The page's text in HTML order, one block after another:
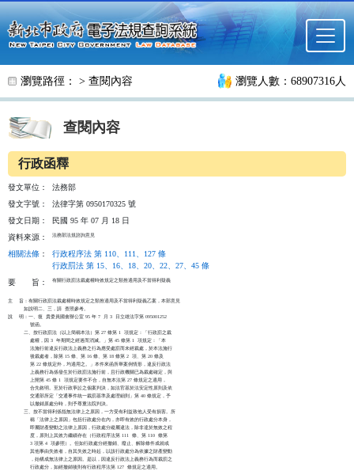
跳至主要內容
瀏覽路徑： > 查閱內容 瀏覽人數：68907316人
查閱內容
行政函釋
發文單位：
法務部
發文字號：
法律字第 0950170325 號
發文日期：
民國 95 年 07 月 18 日
資料來源：
法務部法規諮詢意見
相關法條 ：
行政程序法 第 110、111、127 條
行政罰法 第 15、16、18、20、22、27、45 條
要
旨： 有關行政罰法裁處權時效規定之類推適用及不當得利疑義
主    旨：有關行政罰法裁處權時效規定之類推適用及不當得利疑義乙案，本部意見
          如說明二、三，請  查照參考。
說    明：一、復  貴委員國會辦公室 95 年 7  月 3  日立雄法字第 095001252
              號函。
          二、按行政罰法（以上簡稱本法）第 27 條第 1  項規定：「行政罰之裁
              處權，因 3  年期間之經過而消滅。」第 45 條第 1  項規定：「本
              法施行前違反行政法上義務之行為應受處罰而未經裁處，於本法施行
              後裁處者，除第 15 條、第 16 條、第 18 條第 2  項、第 20 條及
              第 22 條規定外，均適用之。」本件來函所舉案例情形，違反行政法
              上義務行為係發生於行政罰法施行前，且行政機關已為裁處確定，與
              上開第 45 條 1  項規定要件不合，自無本法第 27 條規定之適用，
              合先敘明。至於行政爭訟之個案判決，如法官基於法安定性原則及依
              交通部所定「交通事件統一裁罰基準及處理細則」第 40 條規定，予
              以撤銷原處分時，則予尊重法院判決。
          三、按不當得利係指無法律上之原因，一方受有利益致他人受有損害。所
              稱「法律上之原因」包括行政處分在內，亦即有效的行政處分本身，
              即屬財產變動之法律上原因，行政處分縱屬違法，除非達於無效之程
              度，原則上其效力繼續存在（行政程序法第 111  條、第 110  條第
              3 項第 4  項參照）。但如行政處分經撤銷、廢止、解除條件成就或
              其他事由失效者，自其失效之時起，以該行政處分為依據之財產變動
              ，始構成無法律上之原因。是以，因違反行政法上義務行為而裁罰之
              行政處分，如經撤銷後則有行政程序法第 127  條規定之適用。